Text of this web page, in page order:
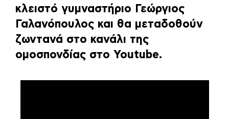
κλειστό γυμναστήριο Γεώργιος
Γαλανόπουλος και θα μεταδοθούν
ζωντανά στο κανάλι της
ομοσπονδίας στο Youtube.